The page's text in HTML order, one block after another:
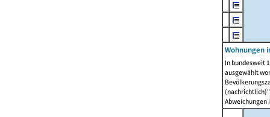
Wohnungen
In bundesweit
ausgewählt
Abweichungen